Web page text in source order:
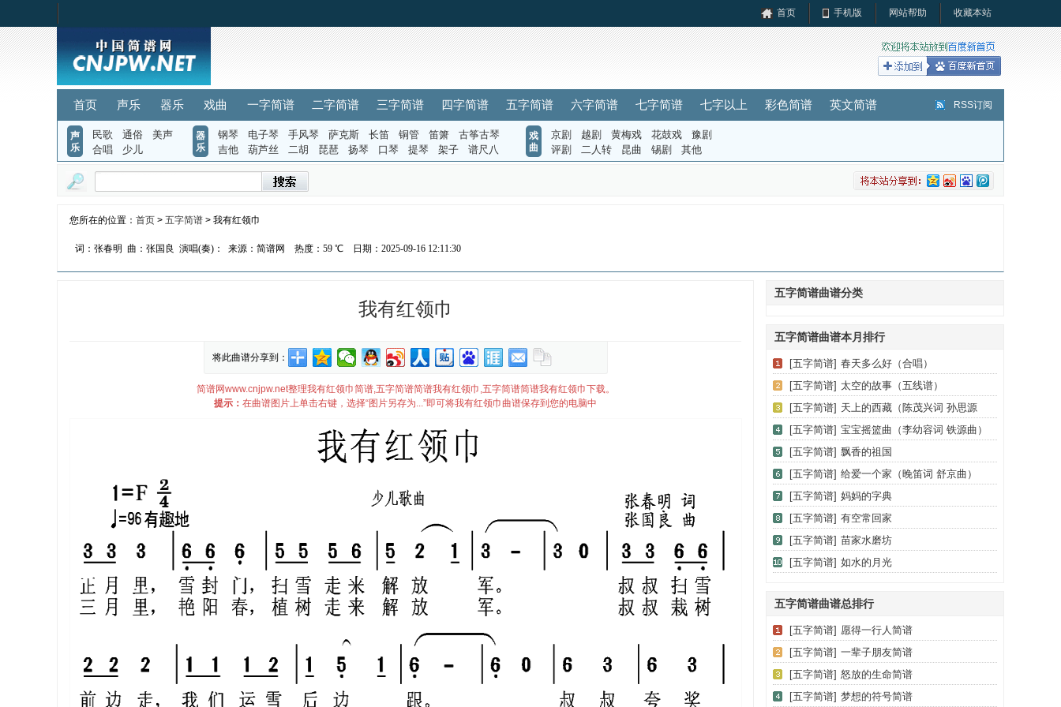
首页 手机版 网站帮助 收藏本站
首页 声乐 器乐 戏曲 一字简谱 二字简谱 三字简谱 四字简谱 五字简谱 六字简谱 七字简谱 七字以上 彩色简谱 英文简谱 RSS订阅
声
乐
民歌 通俗
美声
合唱
少儿
器
乐
钢琴 电子琴 手风琴 萨克斯 长笛 铜管 笛箫
古筝古琴
吉他
葫芦丝 二胡 琵琶 扬琴 口琴 提琴 架子 谱尺八
戏
曲
京剧 越剧 黄梅戏 花鼓戏
豫剧
评剧
二人转 昆曲 锡剧 其他
您所在的位置： 首页 > 五字简谱 > 我有红领巾
词：张春明 曲：张国良 演唱(奏)： 来源：简谱网 热度： 59 ℃ 日期：2025-09-16 12:11:30
我有红领巾
将此曲谱分享到：
简谱网www.cnjpw.net整理我有红领巾简谱,五字简谱简谱我有红领巾,五字简谱简谱我有红领巾下载。
提示： 在曲谱图片上单击右键，选择“图片另存为...”即可将我有红领巾曲谱保存到您的电脑中
五字简谱曲谱分类
五字简谱曲谱本月排行
[五字简谱] 春天多么好（合唱）
[五字简谱] 太空的故事（五线谱）
[五字简谱] 天上的西藏（陈茂兴词 孙思源
曲）
[五字简谱] 宝宝摇篮曲（李幼容词 铁源曲）
[五字简谱] 飘香的祖国
[五字简谱] 给爱一个家（晚笛词 舒京曲）
[五字简谱] 妈妈的字典
[五字简谱] 有空常回家
[五字简谱] 苗家水磨坊
[五字简谱] 如水的月光
五字简谱曲谱总排行
[五字简谱] 愿得一行人简谱
[五字简谱] 一辈子朋友简谱
[五字简谱] 怒放的生命简谱
[五字简谱] 梦想的符号简谱